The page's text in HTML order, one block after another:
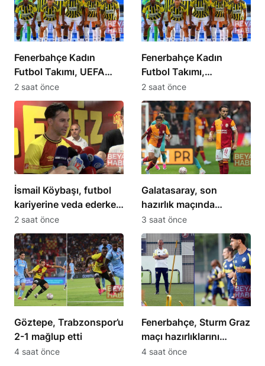
Fenerbahçe Kadın
Futbol Takımı, UEFA
Kadınlar Avrupa Ligi’nde
mücadele edecek
2 saat önce
Fenerbahçe Kadın
Futbol Takımı,
Şampiyonlar Ligi’ne
Penaltılarla Veda Etti
2 saat önce
İsmail Köybaşı, futbol
kariyerine veda ederken
teşekkür etti
2 saat önce
Galatasaray, son
hazırlık maçında
Villarreal’e 2-1 yenildi
3 saat önce
Göztepe, Trabzonspor’u
2-1 mağlup etti
4 saat önce
Fenerbahçe, Sturm Graz
maçı hazırlıklarını
sürdürüyor
4 saat önce